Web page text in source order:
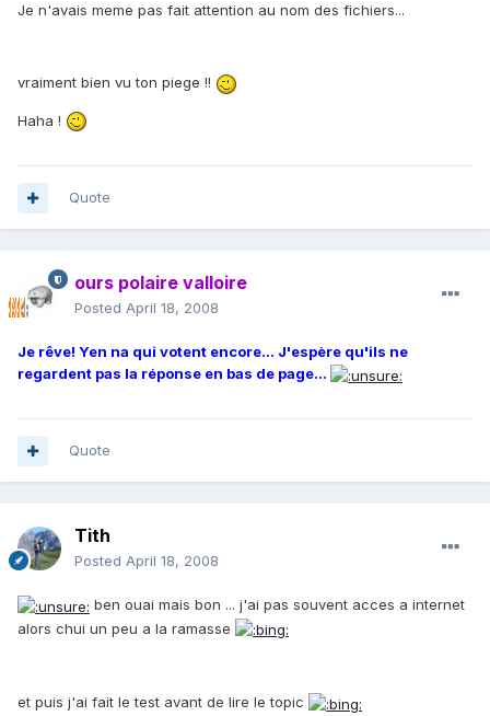
Je n'avais meme pas fait attention au nom des fichiers...
vraiment bien vu ton piege !!
Haha !
Quote
ours polaire valloire
Posted April 18, 2008
Je rêve! Yen na qui votent encore... J'espère qu'ils ne
regardent pas la réponse en bas de page...
Quote
Tith
Posted April 18, 2008
ben ouai mais bon ... j'ai pas souvent acces a internet
alors chui un peu a la ramasse
et puis j'ai fait le test avant de lire le topic